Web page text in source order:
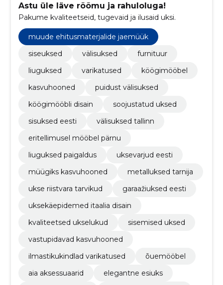
Astu üle läve rõõmu ja rahuloluga!
Pakume kvaliteetseid, tugevaid ja ilusaid uksi.
muude ehitusmaterjalide jaemüük
siseuksed
välisuksed
furnituur
liuguksed
varikatused
köögimööbel
kasvuhooned
puidust välisuksed
köögimööbli disain
soojustatud uksed
sisuksed eesti
välisuksed tallinn
eritellimusel mööbel pärnu
liuguksed paigaldus
uksevarjud eesti
müügiks kasvuhooned
metalluksed tarnija
ukse riistvara tarvikud
garaažiuksed eesti
uksekäepidemed itaalia disain
kvaliteetsed ukselukud
sisemised uksed
vastupidavad kasvuhooned
ilmastikukindlad varikatused
õuemööbel
aia aksessuaarid
elegantne esiuks